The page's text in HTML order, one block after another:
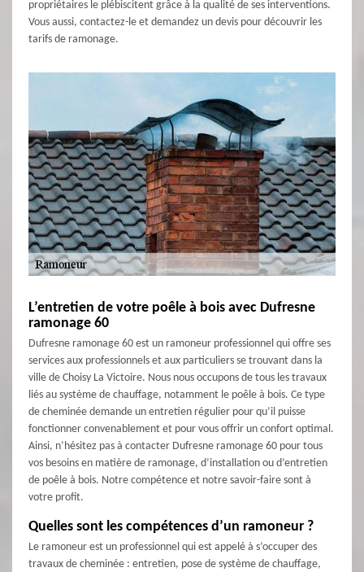
propriétaires le plébiscitent grâce à la qualité de ses interventions.
Vous aussi, contactez-le et demandez un devis pour découvrir les
tarifs de ramonage.
L’entretien de votre poêle à bois avec Dufresne
ramonage 60
Dufresne ramonage 60 est un ramoneur professionnel qui offre ses
services aux professionnels et aux particuliers se trouvant dans la
ville de Choisy La Victoire. Nous nous occupons de tous les travaux
liés au système de chauffage, notamment le poêle à bois. Ce type
de cheminée demande un entretien régulier pour qu’il puisse
fonctionner convenablement et pour vous offrir un confort optimal.
Ainsi, n’hésitez pas à contacter Dufresne ramonage 60 pour tous
vos besoins en matière de ramonage, d’installation ou d’entretien
de poêle à bois. Notre compétence et notre savoir-faire sont à
votre profit.
Quelles sont les compétences d’un ramoneur ?
Le ramoneur est un professionnel qui est appelé à s’occuper des
travaux de cheminée : entretien, pose de système de chauffage,